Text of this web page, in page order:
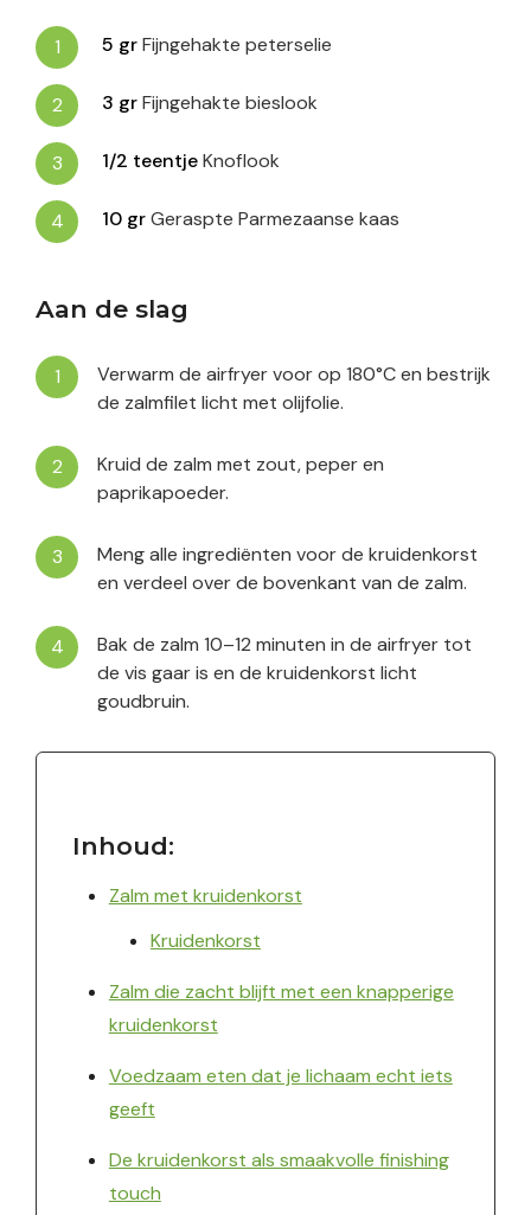
5 grFijngehakte peterselie
3 grFijngehakte bieslook
1/2 teentjeKnoflook
10 grGeraspte Parmezaanse kaas
Aan de slag
Verwarm de airfryer voor op 180°C en bestrijk
de zalmfilet licht met olijfolie.
Kruid de zalm met zout, peper en
paprikapoeder.
Meng alle ingrediënten voor de kruidenkorst
en verdeel over de bovenkant van de zalm.
Bak de zalm 10–12 minuten in de airfryer tot
de vis gaar is en de kruidenkorst licht
goudbruin.
Inhoud:
Zalm met kruidenkorst
Kruidenkorst
Zalm die zacht blijft met een knapperige
kruidenkorst
Voedzaam eten dat je lichaam echt iets
geeft
De kruidenkorst als smaakvolle finishing
touch